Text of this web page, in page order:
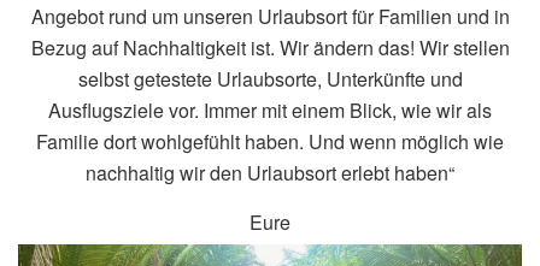
Angebot rund um unseren Urlaubsort für Familien und in
Bezug auf Nachhaltigkeit ist. Wir ändern das! Wir stellen
selbst getestete Urlaubsorte, Unterkünfte und
Ausflugsziele vor. Immer mit einem Blick, wie wir als
Familie dort wohlgefühlt haben. Und wenn möglich wie
nachhaltig wir den Urlaubsort erlebt haben“
Eure